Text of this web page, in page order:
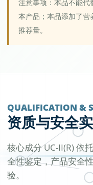
注意事项：本品不能代
本产品；本品添加了营
推荐量。
QUALIFICATION &
资质与安全
核心成分 UC-II(R) 依
全性鉴定，产品安全
验。